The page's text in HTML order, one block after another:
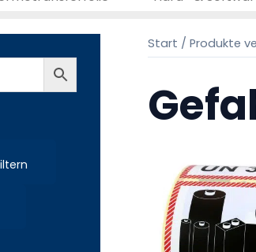
Start / Produkte